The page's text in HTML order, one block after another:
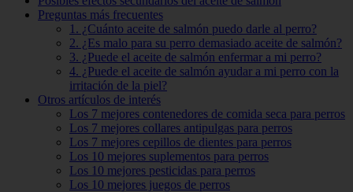
Preguntas más frecuentes
1. ¿Cuánto aceite de salmón puedo darle al perro?
2. ¿Es malo para su perro demasiado aceite de salmón?
3. ¿Puede el aceite de salmón enfermar a mi perro?
4. ¿Puede el aceite de salmón ayudar a mi perro con la
irritación de la piel?
Otros artículos de interés
Los 7 mejores contenedores de comida seca para perros
Los 7 mejores collares antipulgas para perros
Los 7 mejores cepillos de dientes para perros
Los 10 mejores suplementos para perros
Los 10 mejores pesticidas para perros
Los 10 mejores juegos de perros